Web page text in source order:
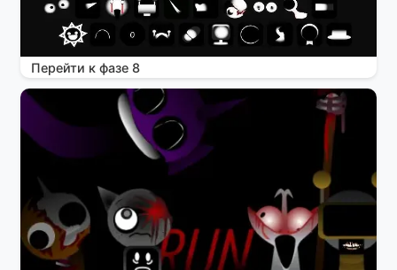
Перейти к фазе 8